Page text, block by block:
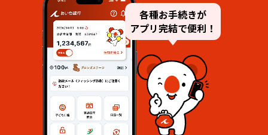
各種お手続きが
アプリ完結で便利！